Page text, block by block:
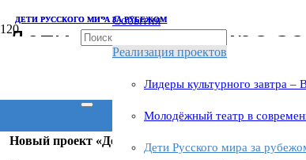
События
Реализация проектов
Лидеры культурного завтра –
Молодёжный театр в
Дети Русского мира за
Дети Русского мира
Реализация проектов
Дети Русского мира за рубежом
Новый проект «Дети Русского мира за рубежом»
ДЕТИ РУССКОГО МИРА ЗА РУБЕЖОМ
ДЕТИ РУССКОГО МИРА ЗА РУБЕЖОМ